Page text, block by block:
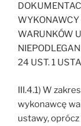
WYKONAWCY
WARUNKÓW
24 UST. 1
III.4.1) W
wykonawcę
ustawy,